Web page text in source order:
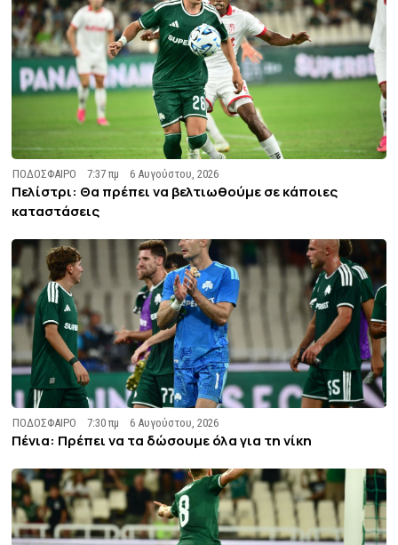
ΠΟΔΟΣΦΑΙΡΟ 7:37 πμ 6 Αυγούστου, 2026
Πελίστρι: Θα πρέπει να βελτιωθούμε σε κάποιες
καταστάσεις
ΠΟΔΟΣΦΑΙΡΟ 7:30 πμ 6 Αυγούστου, 2026
Πένια: Πρέπει να τα δώσουμε όλα για τη νίκη